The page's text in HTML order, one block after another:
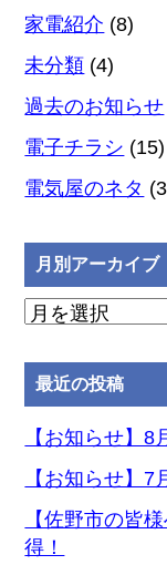
家電紹介 (8)
未分類 (4)
過去のお知らせ
電子チラシ (15)
電気屋のネタ
月別アーカイブ
月
ア
ー
カ
ブ
最近の投稿
【お知らせ】
【お知らせ】
【佐野市の皆
得！